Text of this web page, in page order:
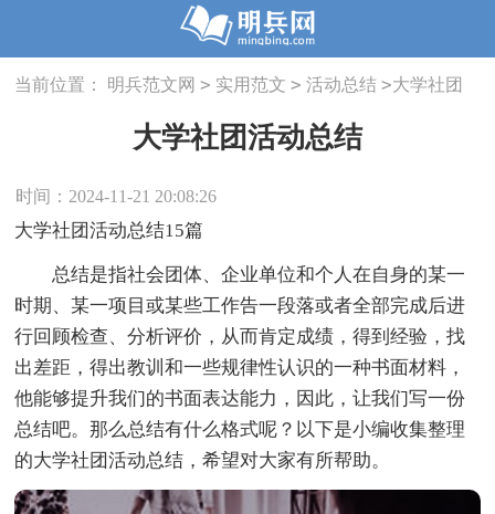
当前位置： 明兵范文网 > 实用范文 > 活动总结 >大学社团
大学社团活动总结
时间：2024-11-21 20:08:26
大学社团活动总结15篇
总结是指社会团体、企业单位和个人在自身的某一
时期、某一项目或某些工作告一段落或者全部完成后进
行回顾检查、分析评价，从而肯定成绩，得到经验，找
出差距，得出教训和一些规律性认识的一种书面材料，
他能够提升我们的书面表达能力，因此，让我们写一份
总结吧。那么总结有什么格式呢？以下是小编收集整理
的大学社团活动总结，希望对大家有所帮助。